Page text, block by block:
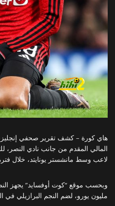
هاي كورة – كشف تقرير صحفي
المالي المقدم من جانب نادي النصر،
لاعب وسط مانشستر يونايتد، خلال فترة
مليون يورو، لضم النجم البرازيلي في